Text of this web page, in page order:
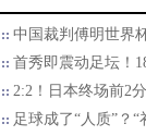
中国裁判傅明世界
首秀即震动足坛！
2:2！日本终场前2
足球成了“人质”？